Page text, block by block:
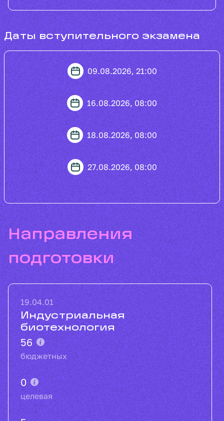
Даты вступительного экзамена
09.08.2026, 21:00
16.08.2026, 08:00
18.08.2026, 08:00
27.08.2026, 08:00
направления
подготовки
19.04.01
Индустриальная
биотехнология
56
бюджетных
0
целевая